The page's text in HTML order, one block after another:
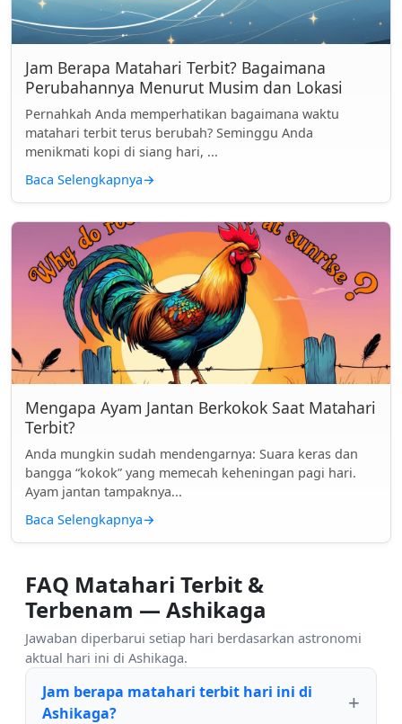
Jam Berapa Matahari Terbit? Bagaimana
Perubahannya Menurut Musim dan Lokasi
Pernahkah Anda memperhatikan bagaimana waktu
matahari terbit terus berubah? Seminggu Anda
menikmati kopi di siang hari, ...
Baca Selengkapnya→
Mengapa Ayam Jantan Berkokok Saat Matahari
Terbit?
Anda mungkin sudah mendengarnya: Suara keras dan
bangga “kokok” yang memecah keheningan pagi hari.
Ayam jantan tampaknya...
Baca Selengkapnya→
FAQ Matahari Terbit &
Terbenam — Ashikaga
Jawaban diperbarui setiap hari berdasarkan astronomi
aktual hari ini di Ashikaga.
Jam berapa matahari terbit hari ini di
Ashikaga?